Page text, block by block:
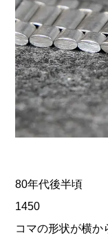
80年代後半頃
1450
コマの形状が横か